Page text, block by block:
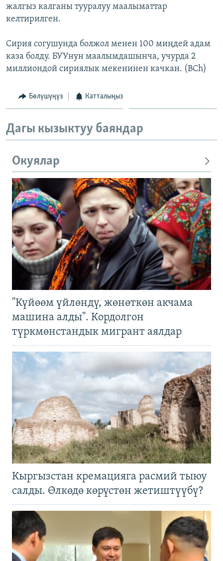
жалгыз калганы тууралуу маалыматтар
келтирилген.
Сирия согушунда болжол менен 100 миңдей адам
каза болду. БУУнун маалымдашынча, учурда 2
миллиондой сириялык мекенинен качкан. (BCh)
Бөлүшүңүз Катталыңыз
Дагы кызыктуу баяндар
Окуялар
"Күйөөм үйлөндү, жөнөткөн акчама
машина алды". Кордолгон
түркмөнстандык мигрант аялдар
Кыргызстан кремацияга расмий тыюу
салды. Өлкөдө көрүстөн жетиштүүбү?